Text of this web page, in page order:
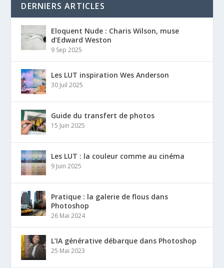
DERNIERS ARTICLES
Eloquent Nude : Charis Wilson, muse
d’Edward Weston
9 Sep 2025
Les LUT inspiration Wes Anderson
30 Juil 2025
Guide du transfert de photos
15 Juin 2025
Les LUT : la couleur comme au cinéma
9 Juin 2025
Pratique : la galerie de flous dans
Photoshop
26 Mai 2024
L’IA générative débarque dans Photoshop
25 Mai 2023